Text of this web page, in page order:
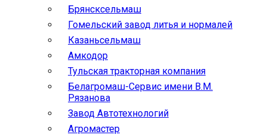
Брянсксельмаш
Гомельский завод литья и нормалей
Казаньсельмаш
Амкодор
Тульская тракторная компания
Белагромаш-Сервис имени В.М.
Рязанова
Завод Автотехнологий
Агромастер